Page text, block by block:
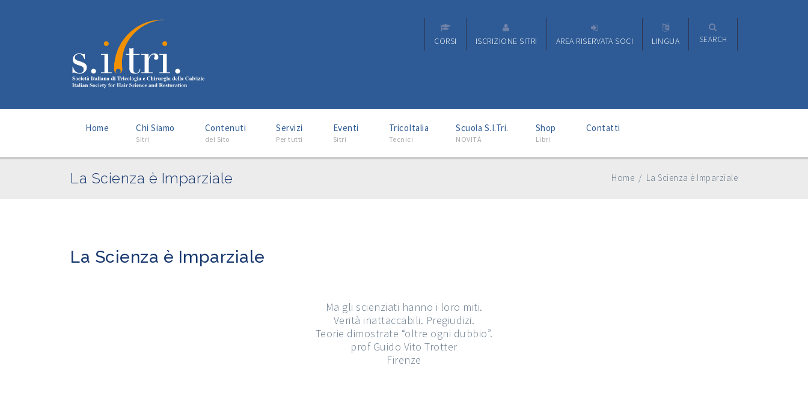
CORSI ISCRIZIONE SITRI AREA RISERVATA SOCI LINGUA SEARCH
Home Chi Siamo
Sitri
Contenuti
del Sito
Servizi
Per tutti
Eventi
Sitri
TricoItalia
Tecnici
Scuola S.I.Tri.
NOVITÀ
Shop
Libri
Contatti
La Scienza è Imparziale Home / La Scienza è Imparziale
La Scienza è Imparziale
Ma gli scienziati hanno i loro miti.
Verità inattaccabili. Pregiudizi.
Teorie dimostrate “oltre ogni dubbio”.
prof Guido Vito Trotter
Firenze